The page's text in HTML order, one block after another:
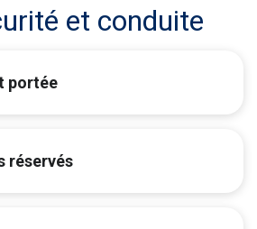
et conduite
portée
réservés